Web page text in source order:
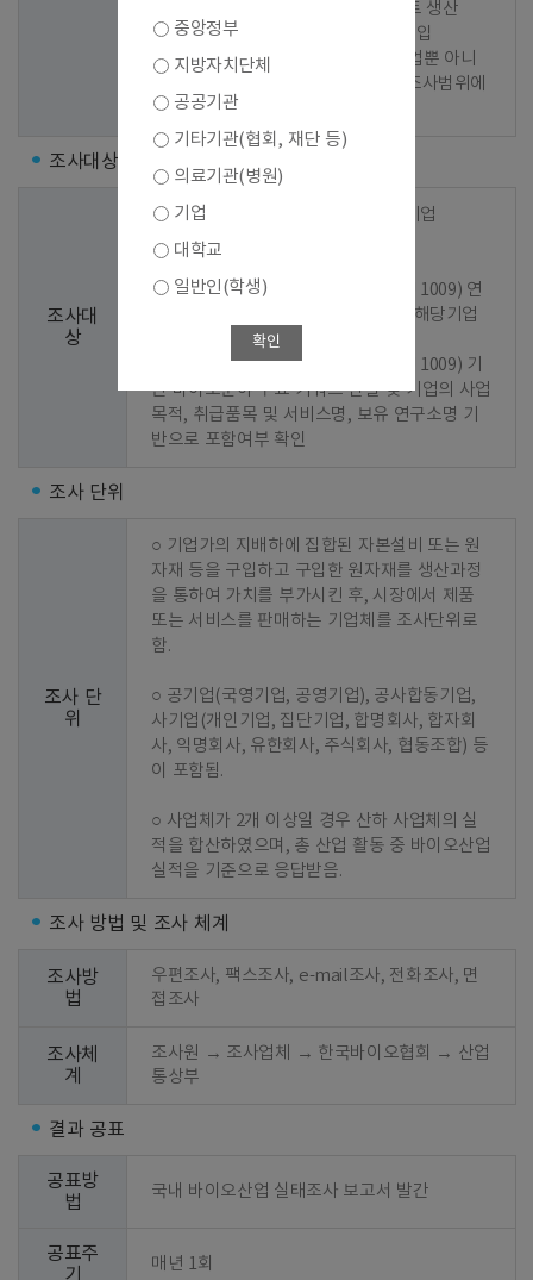
정에 이용되는 기계, 장비 또는 플랜트 생산
  - 위의 제품을 해당국가에서 직접 수입
※ 위의 활동으로 매출이 발생한 기업뿐 아니
라 연구개발을 추진 중인 기업 역시 조사범위에
포함
조사대상
조사대
상
○ 1차 선정 : 2023년 기준 조사결과 기업
○ 2차 선정 : 신규기업 발굴
  - 1단계 : 바이오산업 분류코드(KS J 1009) 연
계 한국표준산업분류(KSIC) 지정 및 해당기업
반 바이오분야 주요 키워드 선별 및 기업의 사업
목적, 취급품목 및 서비스명, 보유 연구소명 기
반으로 포함여부 확인
조사 단위
조사 단
위
○ 기업가의 지배하에 집합된 자본설비 또는 원
자재 등을 구입하고 구입한 원자재를 생산과정
을 통하여 가치를 부가시킨 후, 시장에서 제품
또는 서비스를 판매하는 기업체를 조사단위로
함.
○ 공기업(국영기업, 공영기업), 공사합동기업,
사기업(개인기업, 집단기업, 합명회사, 합자회
사, 익명회사, 유한회사, 주식회사, 협동조합) 등
이 포함됨.
○ 사업체가 2개 이상일 경우 산하 사업체의 실
적을 합산하였으며, 총 산업 활동 중 바이오산업
실적을 기준으로 응답받음.
조사 방법 및 조사 체계
조사방
법
우편조사, 팩스조사, e-mail조사, 전화조사, 면
접조사
조사체
계
조사원 → 조사업체 → 한국바이오협회 → 산업
통상부
결과 공표
공표방
법
국내 바이오산업 실태조사 보고서 발간
공표주
기
매년 1회
중앙정부
지방자치단체
공공기관
기타기관(협회, 재단 등)
의료기관(병원)
기업
대학교
일반인(학생)
확인